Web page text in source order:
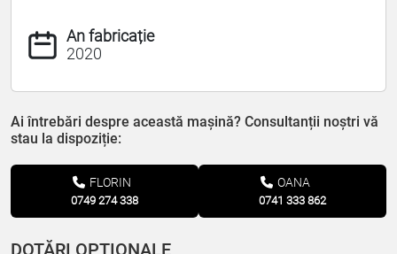
An fabricație
2020
Ai întrebări despre această mașină? Consultanții noștri vă
stau la dispoziție:
FLORIN
0749 274 338
OANA
0741 333 862
DOTĂRI OPȚIONALE